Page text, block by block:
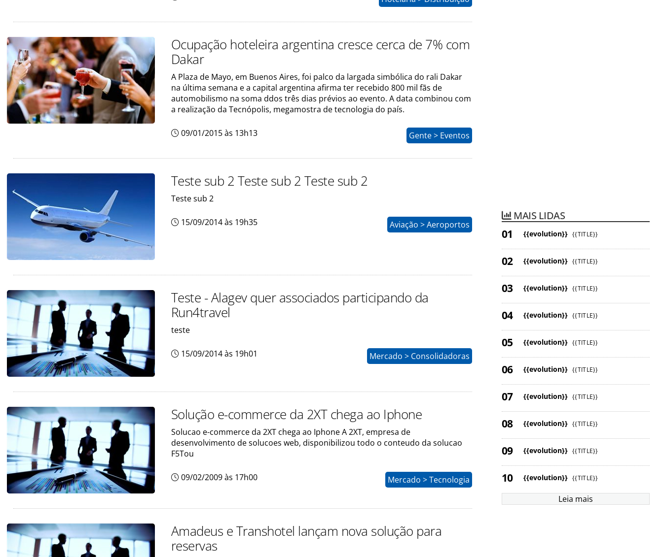
Ocupação hoteleira argentina cresce cerca de 7% com
Dakar
A Plaza de Mayo, em Buenos Aires, foi palco da largada simbólica do rali Dakar
na última semana e a capital argentina afirma ter recebido 800 mil fãs de
automobilismo na soma ddos três dias prévios ao evento. A data combinou com
a realização da Tecnópolis, megamostra de tecnologia do país.
09/01/2015 às 13h13 Gente > Eventos
Teste sub 2 Teste sub 2 Teste sub 2
Teste sub 2
15/09/2014 às 19h35 Aviação > Aeroportos
Teste - Alagev quer associados participando da
Run4travel
teste
15/09/2014 às 19h01 Mercado > Consolidadoras
Solução e-commerce da 2XT chega ao Iphone
Solucao e-commerce da 2XT chega ao Iphone A 2XT, empresa de
desenvolvimento de solucoes web, disponibilizou todo o conteudo da solucao
F5Tou
09/02/2009 às 17h00 Mercado > Tecnologia
Amadeus e Transhotel lançam nova solução para
reservas
MAIS LIDAS
{{evolution}} {{TITLE}}
{{evolution}} {{TITLE}}
{{evolution}} {{TITLE}}
{{evolution}} {{TITLE}}
{{evolution}} {{TITLE}}
{{evolution}} {{TITLE}}
{{evolution}} {{TITLE}}
{{evolution}} {{TITLE}}
{{evolution}} {{TITLE}}
{{evolution}} {{TITLE}}
Leia mais